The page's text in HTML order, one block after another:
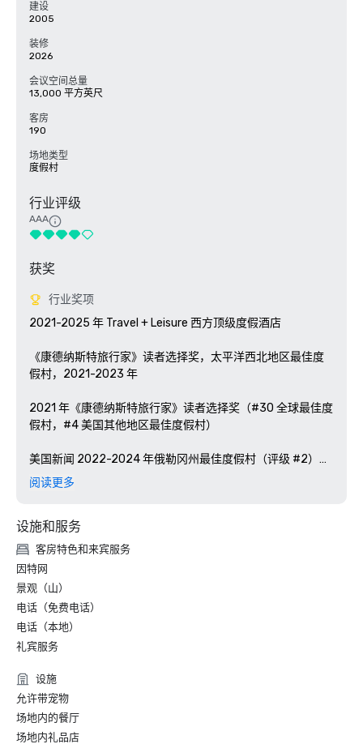
建设
2005
装修
2026
会议空间总量
13,000 平方英尺
客房
190
场地类型
度假村
行业评级
AAA
获奖
行业奖项
2021-2025 年 Travel + Leisure 西方顶级度假酒店
《康德纳斯特旅行家》读者选择奖，太平洋西北地区最佳度
假村，2021-2023 年
2021 年《康德纳斯特旅行家》读者选择奖（#30 全球最佳度
假村，#4 美国其他地区最佳度假村）
美国新闻 2022-2024 年俄勒冈州最佳度假村（评级 #2）
2024 年美国最佳高尔夫度假村手册
《俄勒冈新娘》杂志 #1 2016-2023 年俄勒冈州最佳目的地
场所
《Timeout》杂志2024年美国最佳花公子牧场和豪华度假村
《日落》杂志最佳牧场度假村，2021 年+ 2022年
Sunset Magazine #1 骑马目的地，2022+ 2023 年（户外资
讯）
2023 年俄勒冈州最佳酒店泳池（仅限您所在的州）
阅读更多
设施和服务
客房特色和来宾服务
因特网
景观（山）
电话（免费电话）
电话（本地）
礼宾服务
设施
允许带宠物
场地内的餐厅
场地内礼品店